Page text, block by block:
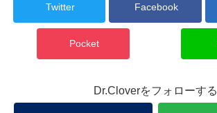
Twitter Facebook
Pocket
Dr.Cloverをフォローする